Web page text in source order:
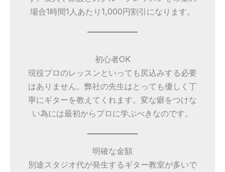
場合1時間1人あたり1,000円割引になります。
初心者OK
現役プロのレッスンといっても尻込みする必要
はありません。弊社の先生はとっても優しく丁
寧にギターを教えてくれます。変な癖をつけな
い為には最初からプロに学ぶべきなのです。
明確な金額
別途スタジオ代が発生するギター教室が多いで